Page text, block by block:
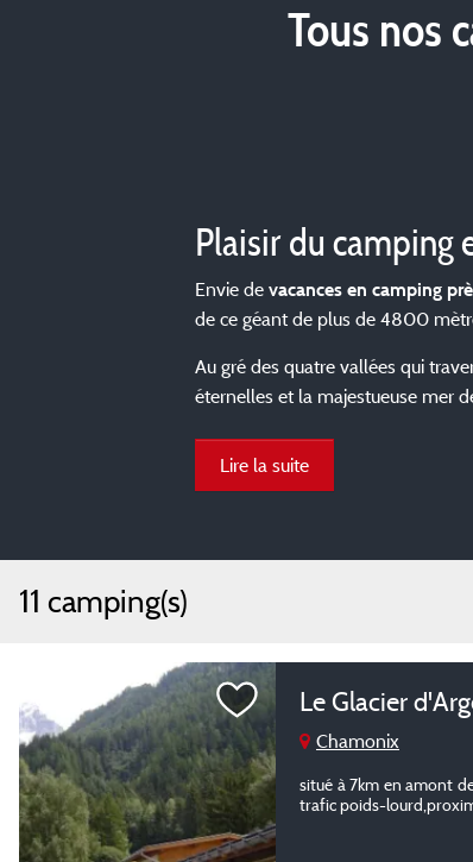
Tous nos
Plaisir du camping
Envie de vacances en camping
de ce géant de plus de 4800
Au gré des quatre vallées qui
éternelles et la majestueuse mer
Lire la suite
11 camping(s)
Le Glacier
Chamonix
situé à 7km en amont
trafic poids-